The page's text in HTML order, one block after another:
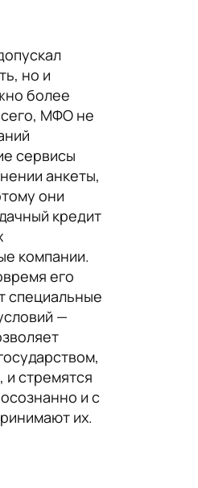
но и
более
МФО не
сервисы
анкеты,
они
кредит
компании.
его
специальные
—
стремятся
и с
их.